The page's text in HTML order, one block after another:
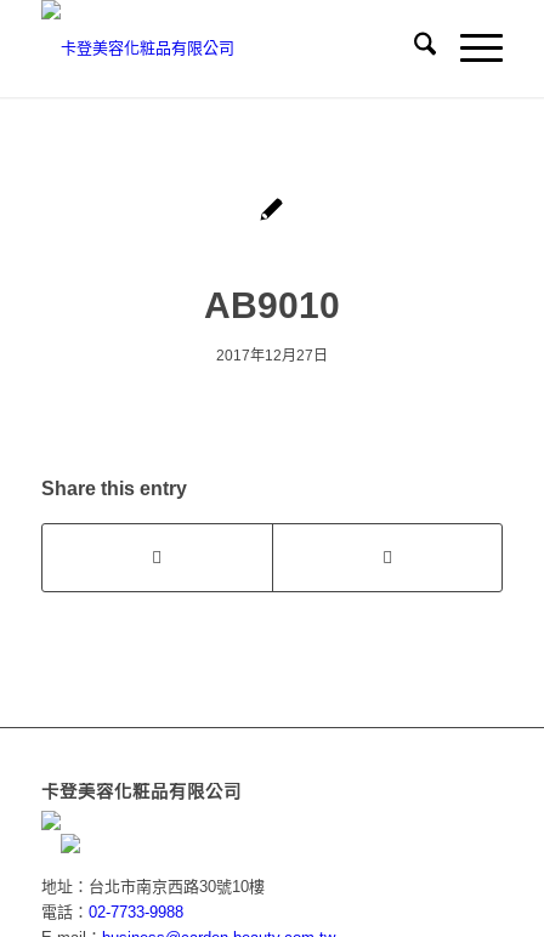
AB9010
2017年12月27日
Share this entry
卡登美容化粧品有限公司
地址：台北市南京西路30號10樓
電話： 02-7733-9988